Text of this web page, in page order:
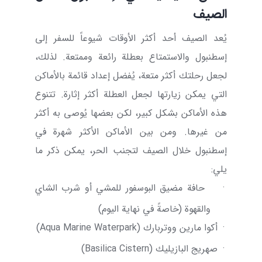
الصيف
يُعد الصيف أحد أكثر الأوقات شيوعاً للسفر إلى
إسطنبول والاستمتاع بعطلة رائعة وممتعة. لذلك،
لجعل رحلتك أكثر متعة، يُفضل إعداد قائمة بالأماكن
التي يمكن زيارتها لجعل العطلة أكثر إثارة. تتنوع
هذه الأماكن بشكل كبير، لكن بعضها يُوصى به أكثر
من غيرها. ومن بين الأماكن الأكثر شهرة في
إسطنبول خلال الصيف لتجنب الحر، يمكن ذكر ما
يلي:
·
حافة مضيق البوسفور للمشي أو شرب الشاي
والقهوة (خاصةً في نهاية اليوم)
· أكوا مارين ووتربارك (Aqua Marine Waterpark
)
· صهريج البازيليك (Basilica Cistern
)